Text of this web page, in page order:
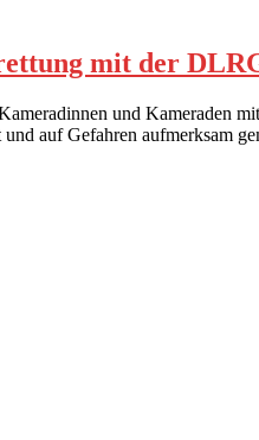
mit der
und Kameraden
auf Gefahren aufmerksam